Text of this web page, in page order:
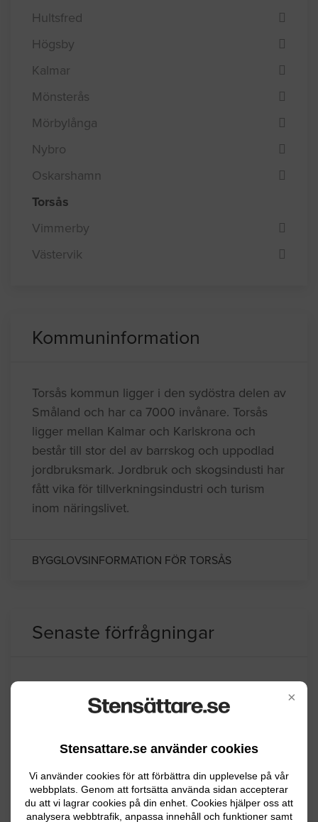
×
Stensattare.se använder cookies
Vi använder cookies för att förbättra din upplevelse på vår
webbplats. Genom att fortsätta använda sidan accepterar
du att vi lagrar cookies på din enhet. Cookies hjälper oss att
analysera webbtrafik, anpassa innehåll och funktioner samt
Hultsfred
Högsby
Kalmar
Mönsterås
Mörbylånga
Nybro
Oskarshamn
Torsås
Vimmerby
Västervik
Kommuninformation
Torsås kommun ligger i den sydöstra delen av
Småland och har ca 7000 invånare. Torsås
ligger mellan Kalmar och Karlskrona och
består till stor del av barrskog och uppodlad
jordbruksmark. Jordbruk och skogsindusti har
fått vika för tillverkningsindustri och turism
inom näringslivet.
BYGGLOVSINFORMATION FÖR TORSÅS
Senaste förfrågningar
Mönsterås 07.14.2026 06:14
Anläggningsarbete